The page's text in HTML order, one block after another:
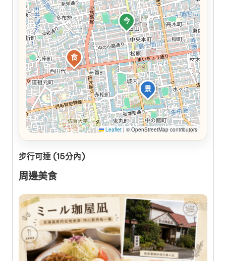
今
景
食
Leaflet | © OpenStreetMap contributors
步行可達 (15分內)
周邊美食